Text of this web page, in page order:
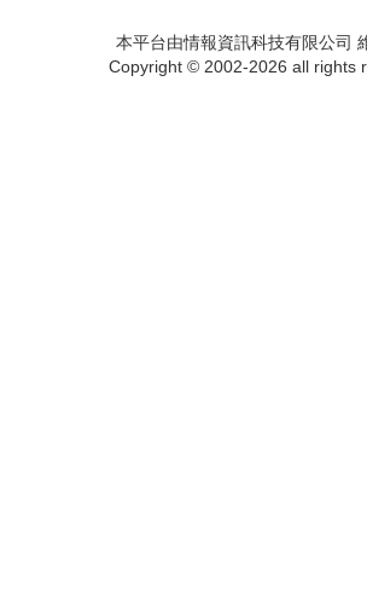
本平台由情報資訊科技有限公司
Copyright © 2002-2026 all rights